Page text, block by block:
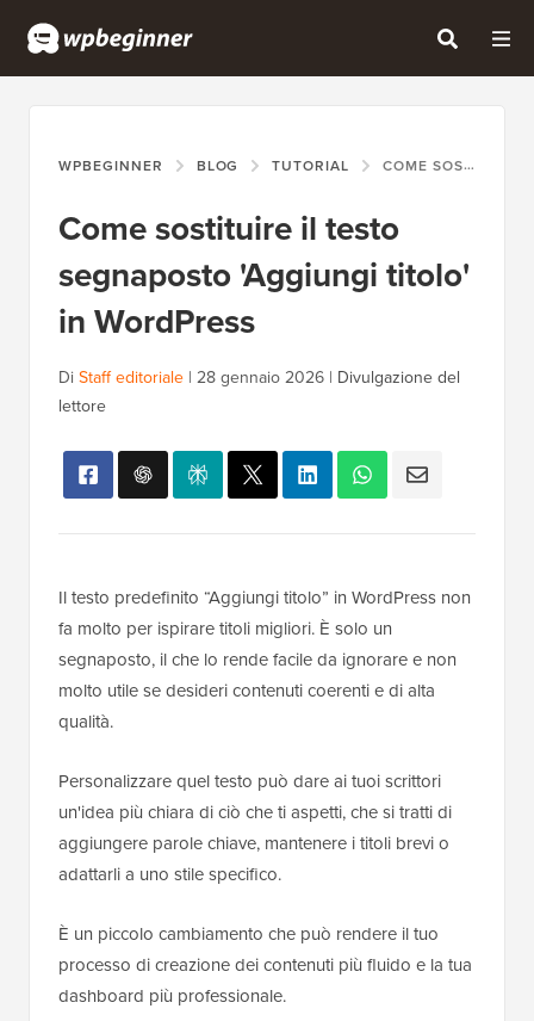
WPBEGINNER BLOG TUTORIAL COME SOSTITUIRE IL TESTO SEGNAPOSTO 'AGGIUNGI TITOLO' IN WORDPRESS
Come sostituire il testo
segnaposto 'Aggiungi titolo'
in WordPress
DiStaff editoriale | 28 gennaio 2026 | Divulgazione del
lettore
Il testo predefinito “Aggiungi titolo” in WordPress non
fa molto per ispirare titoli migliori. È solo un
segnaposto, il che lo rende facile da ignorare e non
molto utile se desideri contenuti coerenti e di alta
qualità.
Personalizzare quel testo può dare ai tuoi scrittori
un'idea più chiara di ciò che ti aspetti, che si tratti di
aggiungere parole chiave, mantenere i titoli brevi o
adattarli a uno stile specifico.
È un piccolo cambiamento che può rendere il tuo
processo di creazione dei contenuti più fluido e la tua
dashboard più professionale.